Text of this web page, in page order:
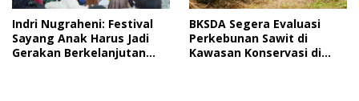
Indri Nugraheni: Festival
Sayang Anak Harus Jadi
Gerakan Berkelanjutan
BKSDA Segera Evaluasi
Perkebunan Sawit di
Kawasan Konservasi di